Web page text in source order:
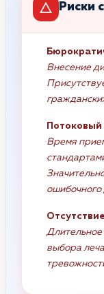
Риски
Внесение
Потоковый
Время
ошибочного
Длительное
выбора